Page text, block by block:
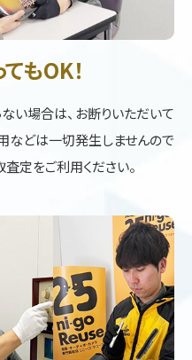
もOK！
い場合は、お断りいただいて
などは一切発生しませんので
定をご利用ください。